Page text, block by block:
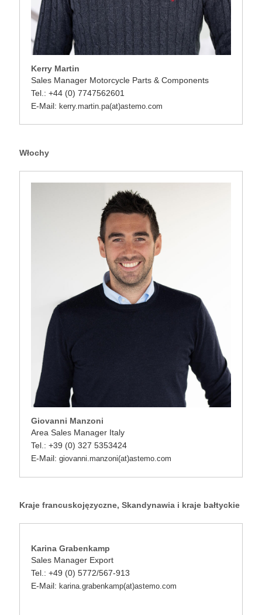
Kerry Martin
Sales Manager Motorcycle Parts & Components
Tel.: +44 (0) 7747562601
E-Mail:kerry.martin.pa(at)astemo.com
Włochy
Giovanni Manzoni
Area Sales Manager Italy
Tel.: +39 (0) 327 5353424
E-Mail:giovanni.manzoni(at)astemo.com
Kraje francuskojęzyczne, Skandynawia i kraje bałtyckie
Karina Grabenkamp
Sales Manager Export
Tel.: +49 (0) 5772/567-913
E-Mail:karina.grabenkamp(at)astemo.com